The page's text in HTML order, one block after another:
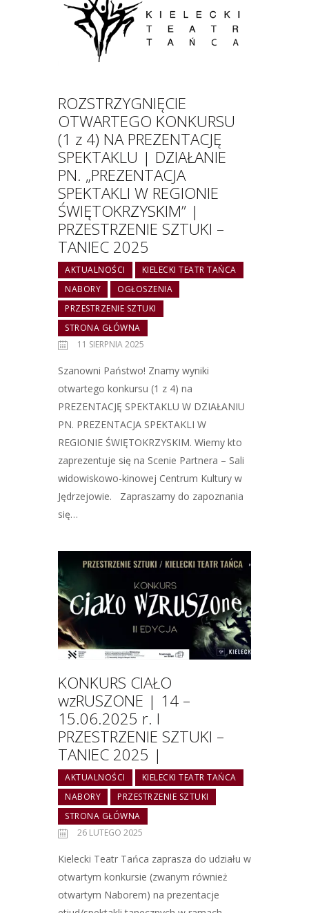
ROZSTRZYGNIĘCIE
OTWARTEGO KONKURSU
(1 z 4) NA PREZENTACJĘ
SPEKTAKLU | DZIAŁANIE
PN. „PREZENTACJA
SPEKTAKLI W REGIONIE
ŚWIĘTOKRZYSKIM” |
PRZESTRZENIE SZTUKI –
TANIEC 2025
AKTUALNOŚCI
KIELECKI TEATR TAŃCA
NABORY
OGŁOSZENIA
PRZESTRZENIE SZTUKI
STRONA GŁÓWNA
11 SIERPNIA 2025
Szanowni Państwo! Znamy wyniki
otwartego konkursu (1 z 4) na
PREZENTACJĘ SPEKTAKLU W DZIAŁANIU
PN. PREZENTACJA SPEKTAKLI W
REGIONIE ŚWIĘTOKRZYSKIM. Wiemy kto
zaprezentuje się na Scenie Partnera – Sali
widowiskowo-kinowej Centrum Kultury w
Jędrzejowie. Zapraszamy do zapoznania
się…
KONKURS CIAŁO
wzRUSZONE | 14 –
15.06.2025 r. I
PRZESTRZENIE SZTUKI –
TANIEC 2025 |
AKTUALNOŚCI
KIELECKI TEATR TAŃCA
NABORY
PRZESTRZENIE SZTUKI
STRONA GŁÓWNA
26 LUTEGO 2025
Kielecki Teatr Tańca zaprasza do udziału w
otwartym konkursie (zwanym również
otwartym Naborem) na prezentacje